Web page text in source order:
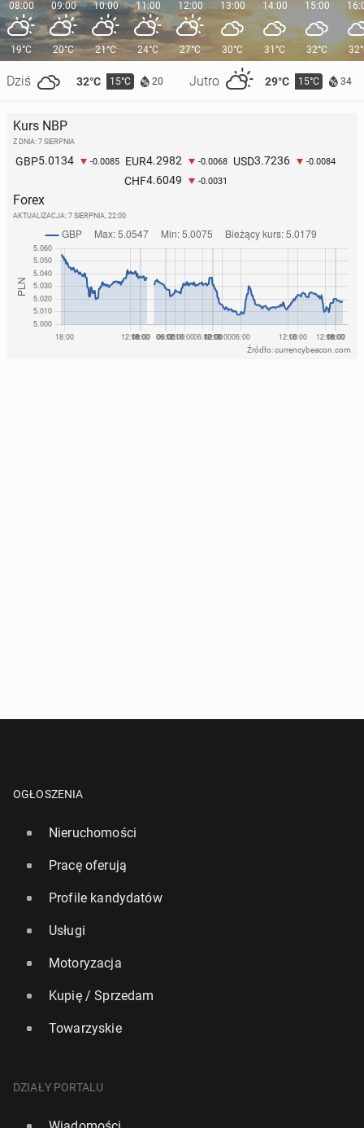
08:00
19°C
Dziś 32°C 15°C 20 Jutro 29°C 15°C 34
09:00
20°C
10:00
21°C
11:00
24°C
12:00
27°C
13:00
30°C
14:00
31°C
15:00
32°C
Kurs NBP
Z DNIA: 7 SIERPNIA
GBP5.0134 -0.0085 EUR4.2982 -0.0068 USD3.7236 -0.0084
CHF4.6049 -0.0031
Forex
AKTUALIZACJA: 7 SIERPNIA, 22:00
Źródło: currencybeacon.com
OGŁOSZENIA
Nieruchomości
Pracę oferują
Profile kandydatów
Usługi
Motoryzacja
Kupię / Sprzedam
Towarzyskie
DZIAŁY PORTALU